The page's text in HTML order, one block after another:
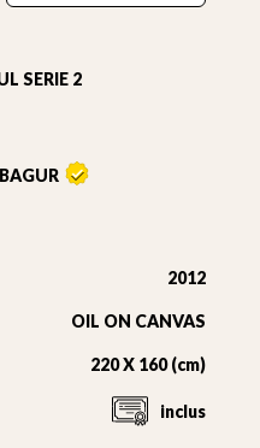
SERIE 2
2012
OIL ON CANVAS
220 X 160 (cm)
inclus